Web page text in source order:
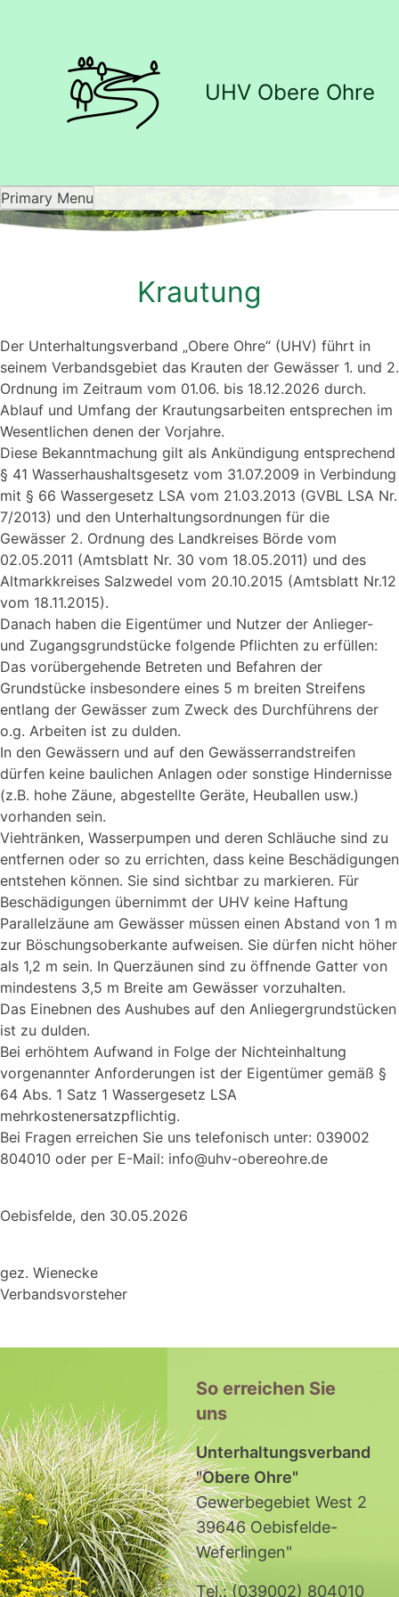
Skip
UHV Obere Ohre
Primary Menu
Krautung
Der Unterhaltungsverband „Obere Ohre“ (UHV) führt in
seinem Verbandsgebiet das Krauten der Gewässer 1. und 2.
Ordnung im Zeitraum vom 01.06. bis 18.12.2026 durch.
Ablauf und Umfang der Krautungsarbeiten entsprechen im
Wesentlichen denen der Vorjahre.
Diese Bekanntmachung gilt als Ankündigung entsprechend
§ 41 Wasserhaushaltsgesetz vom 31.07.2009 in Verbindung
mit § 66 Wassergesetz LSA vom 21.03.2013 (GVBL LSA Nr.
7/2013) und den Unterhaltungsordnungen für die
Gewässer 2. Ordnung des Landkreises Börde vom
02.05.2011 (Amtsblatt Nr. 30 vom 18.05.2011) und des
Altmarkkreises Salzwedel vom 20.10.2015 (Amtsblatt Nr.12
vom 18.11.2015).
Danach haben die Eigentümer und Nutzer der Anlieger-
und Zugangsgrundstücke folgende Pflichten zu erfüllen:
Das vorübergehende Betreten und Befahren der
Grundstücke insbesondere eines 5 m breiten Streifens
entlang der Gewässer zum Zweck des Durchführens der
o.g. Arbeiten ist zu dulden.
In den Gewässern und auf den Gewässerrandstreifen
dürfen keine baulichen Anlagen oder sonstige Hindernisse
(z.B. hohe Zäune, abgestellte Geräte, Heuballen usw.)
vorhanden sein.
Viehtränken, Wasserpumpen und deren Schläuche sind zu
entfernen oder so zu errichten, dass keine Beschädigungen
entstehen können. Sie sind sichtbar zu markieren. Für
Beschädigungen übernimmt der UHV keine Haftung
Parallelzäune am Gewässer müssen einen Abstand von 1 m
zur Böschungsoberkante aufweisen. Sie dürfen nicht höher
als 1,2 m sein. In Querzäunen sind zu öffnende Gatter von
mindestens 3,5 m Breite am Gewässer vorzuhalten.
Das Einebnen des Aushubes auf den Anliegergrundstücken
ist zu dulden.
Bei erhöhtem Aufwand in Folge der Nichteinhaltung
vorgenannter Anforderungen ist der Eigentümer gemäß §
64 Abs. 1 Satz 1 Wassergesetz LSA
mehrkostenersatzpflichtig.
Bei Fragen erreichen Sie uns telefonisch unter: 039002
804010 oder per E-Mail: info@uhv-obereohre.de
Oebisfelde, den 30.05.2026
gez. Wienecke
Verbandsvorsteher
So erreichen Sie
uns
Unterhaltungsverband
"Obere Ohre"
Gewerbegebiet West 2
39646 Oebisfelde-
Weferlingen"
Tel.: (039002) 804010